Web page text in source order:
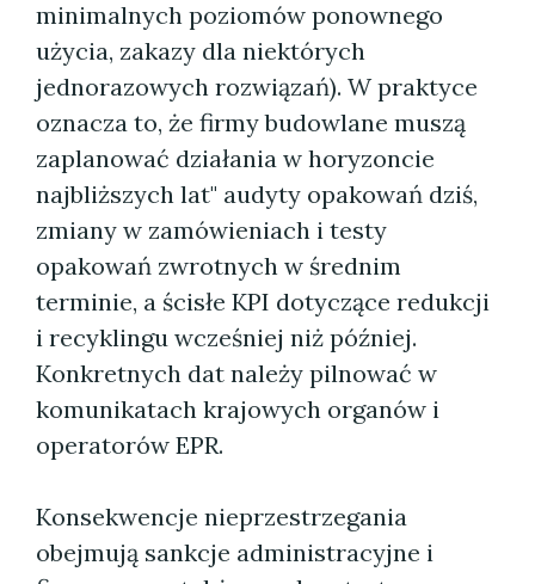
minimalnych poziomów ponownego
użycia, zakazy dla niektórych
jednorazowych rozwiązań). W praktyce
oznacza to, że firmy budowlane muszą
zaplanować działania w horyzoncie
najbliższych lat" audyty opakowań dziś,
zmiany w zamówieniach i testy
opakowań zwrotnych w średnim
terminie, a ścisłe KPI dotyczące redukcji
i recyklingu wcześniej niż później.
Konkretnych dat należy pilnować w
komunikatach krajowych organów i
operatorów EPR.
Konsekwencje nieprzestrzegania
obejmują sankcje administracyjne i